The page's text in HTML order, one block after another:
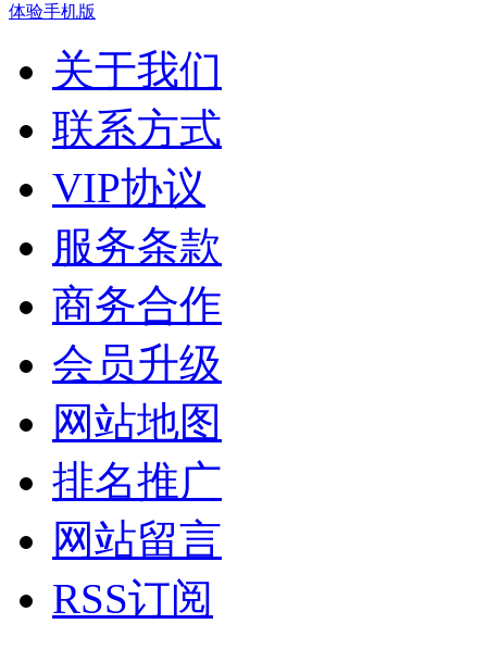
体验手机版
关于我们
联系方式
VIP协议
服务条款
商务合作
会员升级
网站地图
排名推广
网站留言
RSS订阅